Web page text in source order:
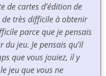
de cartes d’édition de
très difficile à obtenir
parce que je pensais
jeu. Je pensais qu’il
que vous jouiez, il y
jeu que vous ne